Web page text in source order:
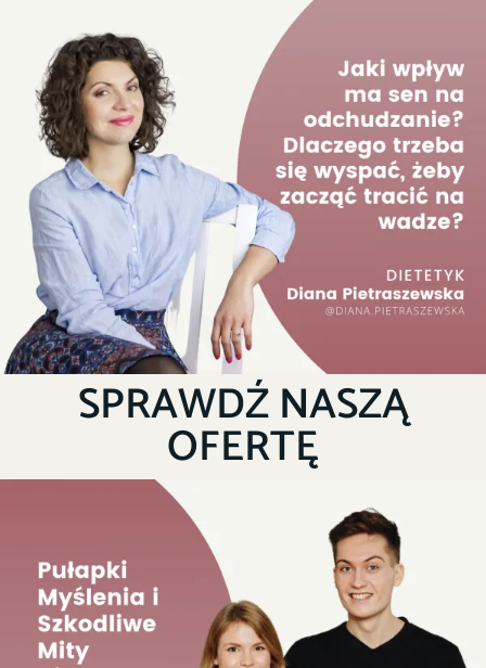
SPRAWDŹ NASZĄ
OFERTĘ